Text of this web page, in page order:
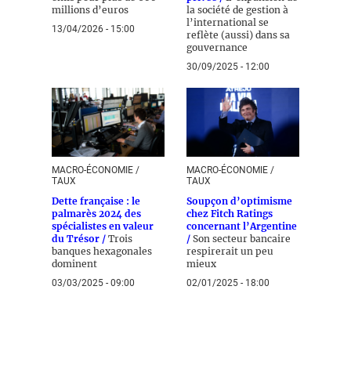
millions d’euros
13/04/2026 - 15:00
la société de gestion à
l’international se
reflète (aussi) dans sa
gouvernance
30/09/2025 - 12:00
MACRO-ÉCONOMIE /
TAUX
Dette française : le
palmarès 2024 des
spécialistes en valeur
du Trésor / Trois
banques hexagonales
dominent
03/03/2025 - 09:00
MACRO-ÉCONOMIE /
TAUX
Soupçon d’optimisme
chez Fitch Ratings
concernant l’Argentine
/ Son secteur bancaire
respirerait un peu
mieux
02/01/2025 - 18:00